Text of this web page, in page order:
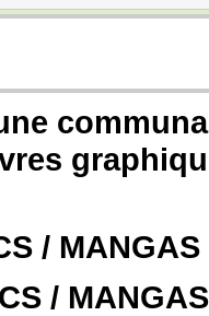
/
/